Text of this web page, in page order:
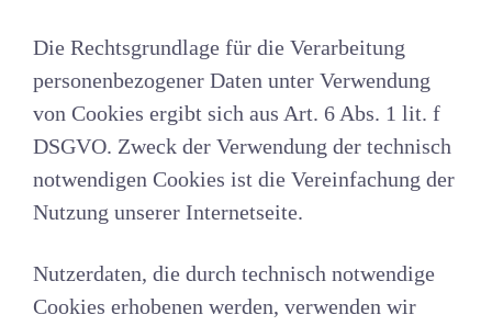
Die Rechtsgrundlage für die Verarbeitung
personenbezogener Daten unter Verwendung
von Cookies ergibt sich aus Art. 6 Abs. 1 lit. f
DSGVO. Zweck der Verwendung der technisch
notwendigen Cookies ist die Vereinfachung der
Nutzung unserer Internetseite.
Nutzerdaten, die durch technisch notwendige
Cookies erhobenen werden, verwenden wir